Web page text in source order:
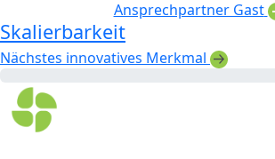
Ansprechpartner Gast
Skalierbarkeit
Nächstes innovatives Merkmal